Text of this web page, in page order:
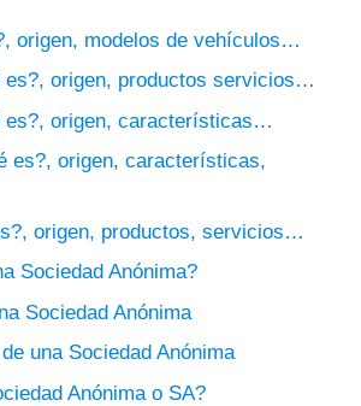
origen, modelos de vehículos…
es?, origen, productos servicios…
es?, origen, características…
es?, origen, características,
origen, productos, servicios…
Sociedad Anónima?
Sociedad Anónima
una Sociedad Anónima
Anónima o SA?